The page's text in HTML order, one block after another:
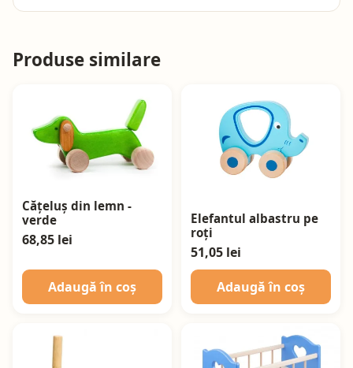
Produse similare
Cățeluș din lemn -
verde
68,85 lei
Adaugă în coș
Elefantul albastru pe
roți
51,05 lei
Adaugă în coș